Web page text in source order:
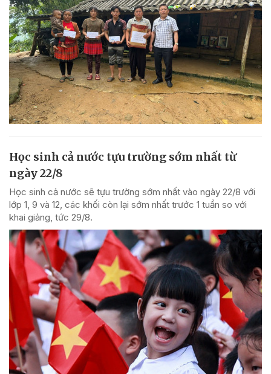
Học sinh cả nước tựu trường sớm nhất từ
ngày 22/8
Học sinh cả nước sẽ tựu trường sớm nhất vào ngày 22/8 với
lớp 1, 9 và 12, các khối còn lại sớm nhất trước 1 tuần so với
khai giảng, tức 29/8.